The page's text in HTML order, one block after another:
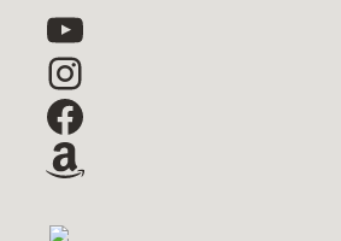
YouTube
Instagram
Facebook
Amazon